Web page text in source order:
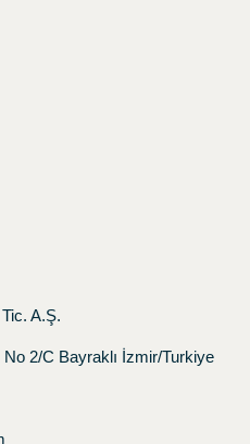
A.Ş.
2/C Bayraklı İzmir/Turkiye